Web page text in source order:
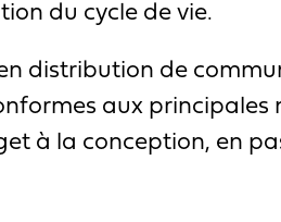
du cycle de vie.
distribution de
aux principales
à la conception, en